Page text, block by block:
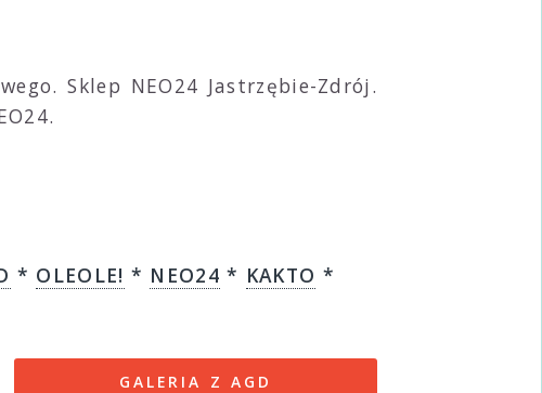
Sklep NEO24 Jastrzębie-Zdrój.
* OLEOLE! * NEO24 * KAKTO *
GALERIA Z AGD